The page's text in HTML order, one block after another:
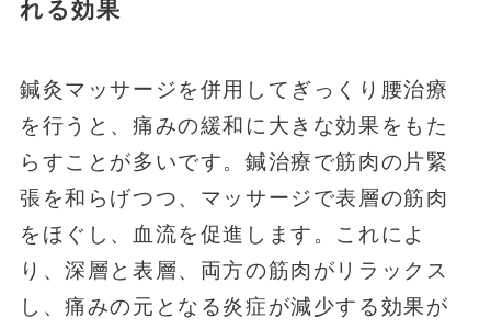
れる効果
鍼灸マッサージを併用してぎっくり腰治療
を行うと、痛みの緩和に大きな効果をもた
らすことが多いです。鍼治療で筋肉の片緊
張を和らげつつ、マッサージで表層の筋肉
をほぐし、血流を促進します。これによ
り、深層と表層、両方の筋肉がリラックス
し、痛みの元となる炎症が減少する効果が